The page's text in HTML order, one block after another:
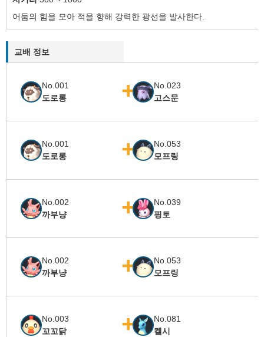
어둠의 힘을 모아 적을 향해 강력한 광선을 발사한다.
교배 정보
No.001
도로롱
No.023
고스문
No.001
도로롱
No.053
모프링
No.002
까부냥
No.039
핑토
No.002
까부냥
No.053
모프링
No.003
꼬꼬닭
No.081
켈시